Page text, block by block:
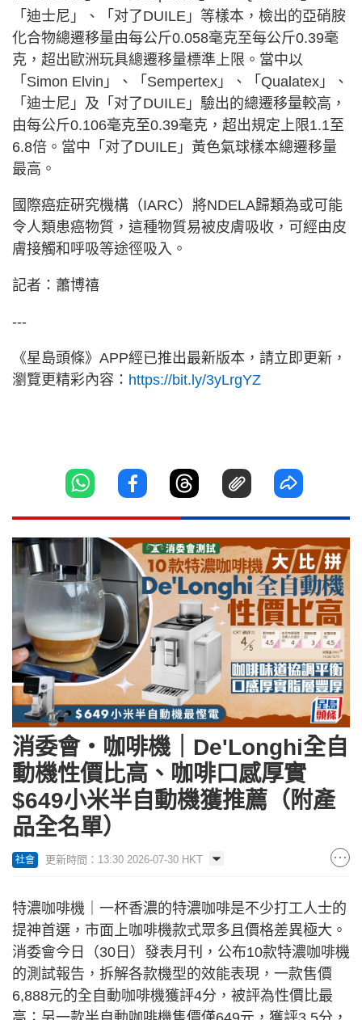
「迪士尼」、「对了DUILE」等樣本，檢出的亞硝胺
化合物總遷移量由每公斤0.058毫克至每公斤0.39毫
克，超出歐洲玩具總遷移量標準上限。當中以
「Simon Elvin」、「Sempertex」、「Qualatex」、
「迪士尼」及「对了DUILE」驗出的總遷移量較高，
由每公斤0.106毫克至0.39毫克，超出規定上限1.1至
6.8倍。當中「对了DUILE」黃色氣球樣本總遷移量
最高。
國際癌症硏究機構（IARC）將NDELA歸類為或可能
令人類患癌物質，這種物質易被皮膚吸收，可經由皮
膚接觸和呼吸等途徑吸入。
記者：蕭博禧
---
《星島頭條》APP經已推出最新版本，請立即更新，
瀏覽更精彩內容： https://bit.ly/3yLrgYZ
消委會‧咖啡機｜De'Longhi全自
動機性價比高、咖啡口感厚實
$649小米半自動機獲推薦（附產
品全名單）
社會 更新時間：13:30 2026-07-30 HKT
特濃咖啡機｜一杯香濃的特濃咖啡是不少打工人士的
提神首選，市面上咖啡機款式眾多且價格差異極大。
消委會今日（30日）發表月刊，公布10款特濃咖啡機
的測試報告，拆解各款機型的效能表現，一款售價
6,888元的全自動咖啡機獲評4分，被評為性價比最